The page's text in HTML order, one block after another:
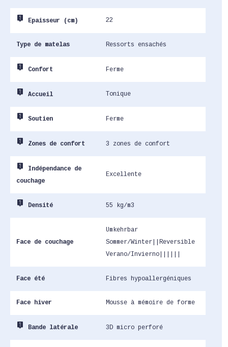
live_help Epaisseur (cm) 22
Type de matelas Ressorts ensachés
live_help Confort Ferme
live_help Accueil Tonique
live_help Soutien Ferme
live_help Zones de confort 3 zones de confort
live_help
Indépendance de
couchage
Excellente
live_help Densité 55 kg/m3
Face de couchage
Umkehrbar
Sommer/Winter||Reversible
Verano/Invierno||||||
Face été Fibres hypoallergéniques
Face hiver Mousse à mémoire de forme
live_help Bande latérale 3D micro perforé